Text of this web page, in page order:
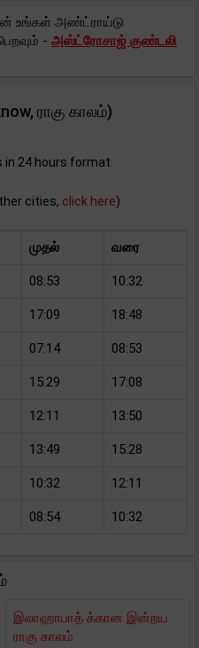
உங்கள் அண்ட்ராய்டு
- அஸ்ட்ரோசாஜ் குண்டலி
ராகு காலம்)
in 24 hours format.
cities, click here)
முதல் வரை
08:53 10:32
17:09 18:48
07:14 08:53
15:29 17:08
12:11 13:50
13:49 15:28
10:32 12:11
08:54 10:32
இலாஹாபாத் க்கான இன்றய
ராகு காலம்